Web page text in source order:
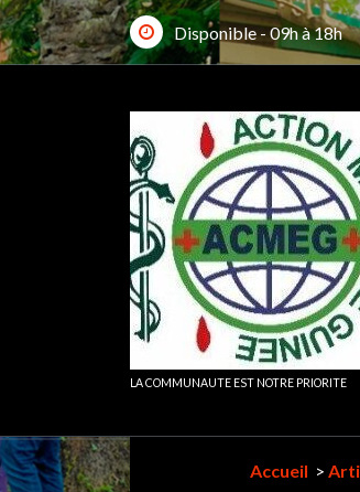
Aller
au
contenu
Disponible - 09h à 18h
LA COMMUNAUTE EST NOTRE PRIORITE
Accueil >